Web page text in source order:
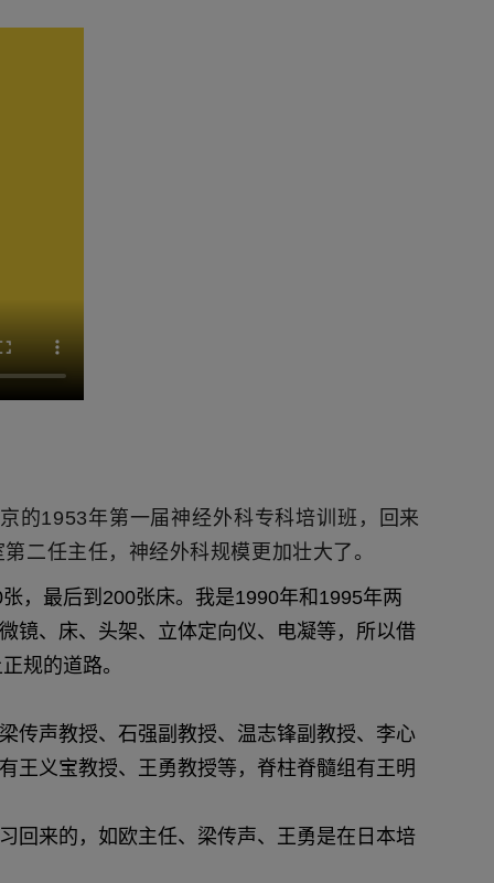
的1953年第一届神经外科专科培训班，回来
二任主任，神经外科规模更加壮大了。
，最后到200张床。我是1990年和1995年两
镜、床、头架、立体定向仪、电凝等，所以借
规的道路。
传声教授、石强副教授、温志锋副教授、李心
王义宝教授、王勇教授等，脊柱脊髓组有王明
回来的，如欧主任、梁传声、王勇是在日本培